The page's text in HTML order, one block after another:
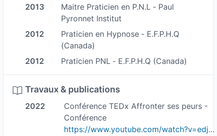
En tant que membre de la brigade des Sapeurs
Pompiers de Paris dans la première partie de ma
carrière professionnelle, j’ai expérimenté de
nombreuses situations de mises à l’épreuve
physique et psychologique. Egalement sportif
de haut niveau, j’ai développé des techniques de
préparation mentale ce qui m’a permis de
renforcer mon expertise au service des autres.
- Praticien en hypnose
2013
Maitre Praticien en P.N.L ‐ Paul
Pyronnet Institut
2012
Praticien en Hypnose ‐ E.F.P.H.Q
(Canada)
2012
Praticien PNL ‐ E.F.P.H.Q (Canada)
Travaux & publications
2022
Conférence TEDx Affronter ses peurs -
Conférence
https://www.youtube.com/watch?v=edj3g9Cgb94&t=11s